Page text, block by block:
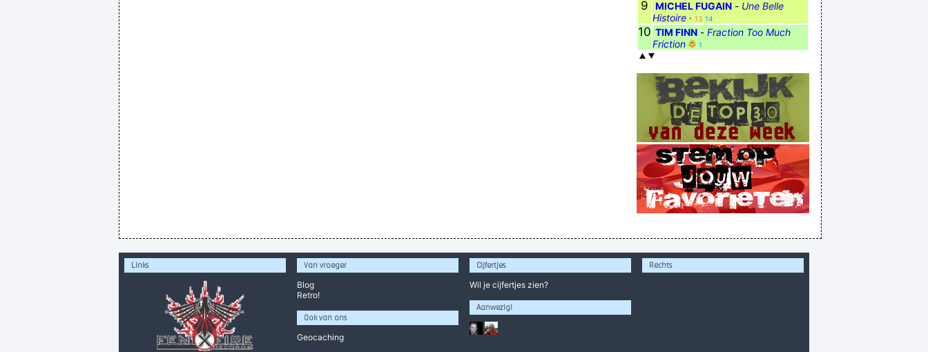
9 MICHEL FUGAIN - Une Belle
Histoire · 13 14
10 TIM FINN - Fraction Too Much
Friction
1
Links
Van vroeger
Blog
Retro!
Ook van ons
Geocaching
Cijfertjes
Wil je cijfertjes zien?
Aanwezig!
Rechts